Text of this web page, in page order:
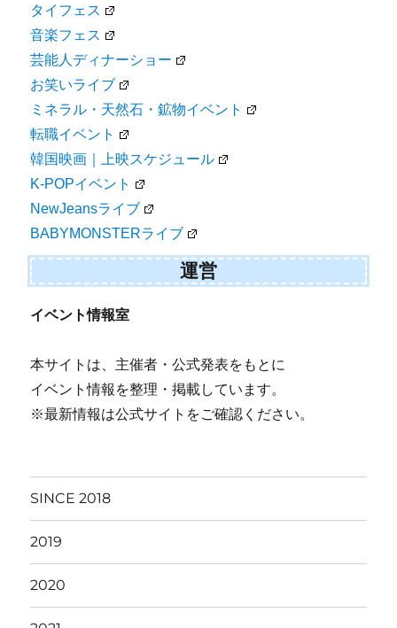
タイフェス
音楽フェス
芸能人ディナーショー
お笑いライブ
ミネラル・天然石・鉱物イベント
転職イベント
韓国映画｜上映スケジュール
K-POPイベント
NewJeansライブ
BABYMONSTERライブ
運営
イベント情報室
本サイトは、主催者・公式発表をもとに
イベント情報を整理・掲載しています。
※最新情報は公式サイトをご確認ください。
SINCE 2018
2019
2020